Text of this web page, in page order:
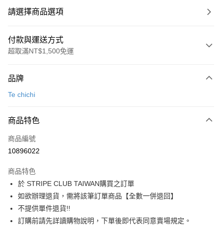
請選擇商品選項
付款與運送方式
超取滿NT$1,500免運
信用卡一次付款
3 期 0 利率 每期
合作金庫商業銀行
上海商業儲蓄銀行
臺灣中小企業銀行
匯豐（台灣）商業銀行
華泰商業銀行
聯邦商業銀行
遠東國際商業銀行
元大商業銀行
玉山商業銀行
星展（台灣）商業銀行
超商取貨付款
LINE Pay
Apple Pay
街口支付
悠遊付
品牌
Te chichi
商品特色
商品編號
10896022
商品特色
於 STRIPE CLUB TAIWAN購買之訂單
如欲辦理退貨，需將該筆訂單商品【全數一併退回】
不提供單件退貨!!
訂購前請先詳讀購物說明，下單後即代表同意賣場規定。